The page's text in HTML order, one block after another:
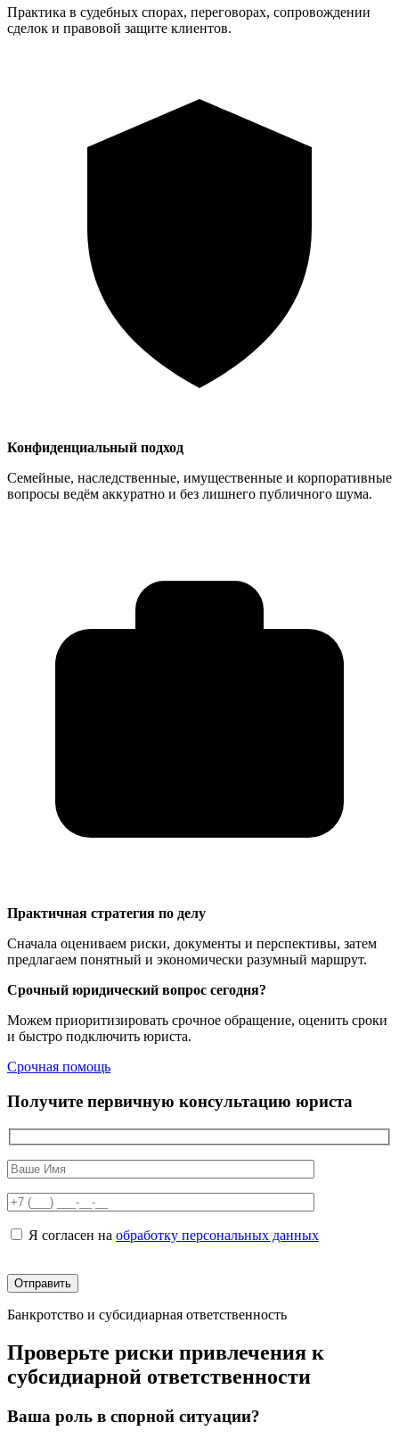
Практика в судебных спорах, переговорах, сопровождении
сделок и правовой защите клиентов.
Конфиденциальный подход
Семейные, наследственные, имущественные и корпоративные
вопросы ведём аккуратно и без лишнего публичного шума.
Практичная стратегия по делу
Сначала оцениваем риски, документы и перспективы, затем
предлагаем понятный и экономически разумный маршрут.
Срочный юридический вопрос сегодня?
Можем приоритизировать срочное обращение, оценить сроки
и быстро подключить юриста.
Срочная помощь
Получите первичную консультацию юриста
Я согласен на обработку персональных данных
Банкротство и субсидиарная ответственность
Проверьте риски привлечения к
субсидиарной ответственности
Ваша роль в спорной ситуации?